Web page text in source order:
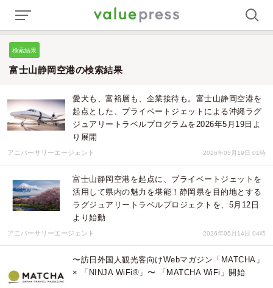
検索結果
富士山静岡空港の検索結果
愛犬も、富裕層も、企業接待も。富士山静岡空港を
起点とした、プライベートジェットによる沖縄ラグ
ジュアリートラベルプログラムを2026年5月19日よ
り展開
アニバーサリーエージェント 2026年05月19日 01時
富士山静岡空港を起点に、プライベートジェットを
活用して県内の魅力を堪能！静岡県を目的地とする
ラグジュアリートラベルプロジェクトを、5月12日
より始動
アニバーサリーエージェント 2026年05月14日 04時
〜訪日外国人観光客向けWebマガジン「MATCHA」
× 「NINJA WiFi®」〜 「MATCHA WiFi」開始